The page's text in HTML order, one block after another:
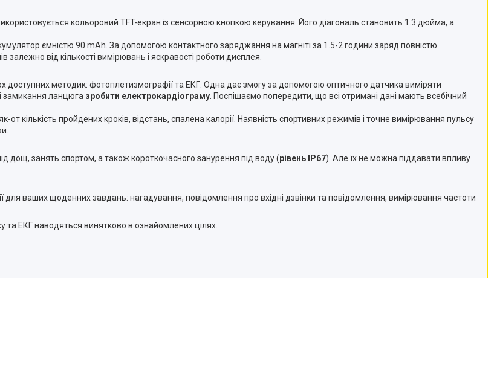
кольоровий TFT-екран із сенсорною кнопкою керування. Його діагональ становить 1.3 дюйма, а
ємністю 90 mAh. За допомогою контактного заряджання на магніті за 1.5-2 години заряд повністю
від кількості вимірювань і яскравості роботи дисплея.
доступних методик: фотоплетизмографії та ЕКГ. Одна дає змогу за допомогою оптичного датчика виміряти
замикання ланцюга зробити електрокардіограму . Поспішаємо попередити, що всі отримані дані мають всебічний
кількість пройдених кроків, відстань, спалена калорії. Наявність спортивних режимів і точне вимірювання пульсу
дощ, занять спортом, а також короткочасного занурення під воду (рівень IP67). Але їх не можна піддавати впливу
для ваших щоденних завдань: нагадування, повідомлення про вхідні дзвінки та повідомлення, вимірювання частоти
та ЕКГ наводяться винятково в ознайомлених цілях.